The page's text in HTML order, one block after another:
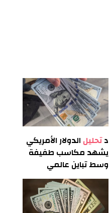
دتحليل الدولار الأمريكي
يشهد مكاسب طفيفة
وسط تباين عالمي